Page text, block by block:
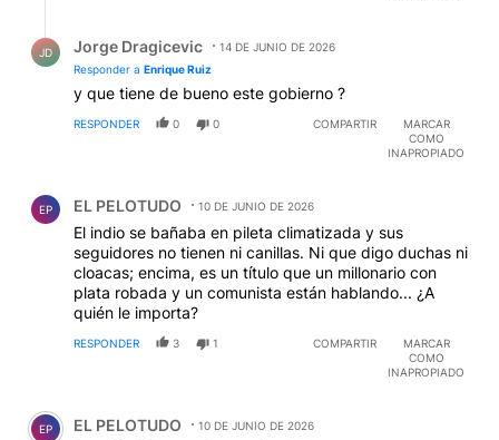
JD Jorge Dragicevic
14 DE JUNIO DE 2026
Responder a Enrique Ruiz
y que tiene de bueno este gobierno ?
RESPONDER 0 0 COMPARTIR
MARCAR
COMO
INAPROPIADO
EP EL PELOTUDO 10 DE JUNIO DE 2026
El indio se bañaba en pileta climatizada y sus
seguidores no tienen ni canillas. Ni que digo duchas ni
cloacas; encima, es un título que un millonario con
plata robada y un comunista están hablando... ¿A
quién le importa?
RESPONDER 3 1 COMPARTIR
MARCAR
COMO
INAPROPIADO
Comentario de EL PELOTUDO.
EP EL PELOTUDO 10 DE JUNIO DE 2026